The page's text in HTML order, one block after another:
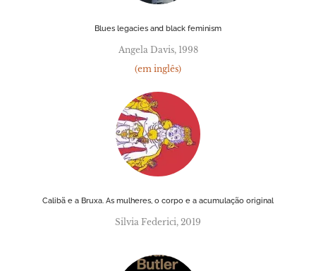
Blues legacies and black feminism
Angela Davis, 1998
(em inglês)
Calibã e a Bruxa. As mulheres, o corpo e a acumulação original
Silvia Federici, 2019